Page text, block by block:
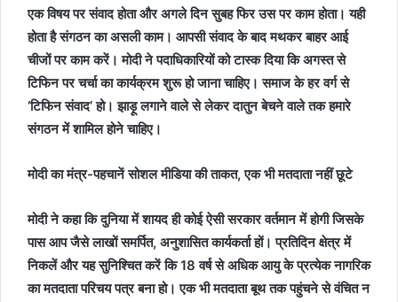
एक विषय पर संवाद होता और अगले दिन सुबह फिर उस पर काम होता। यही
होता है संगठन का असली काम। आपसी संवाद के बाद मथकर बाहर आई
चीजों पर काम करें। मोदी ने पदाधिकारियों को टास्क दिया कि अगस्त से
टिफिन पर चर्चा का कार्यक्रम शुरू हो जाना चाहिए। समाज के हर वर्ग से
‘टिफिन संवाद’ हो। झाड़ू लगाने वाले से लेकर दातुन बेचने वाले तक हमारे
संगठन में शामिल होने चाहिए।
मोदी का मंत्र-पहचानें सोशल मीडिया की ताकत, एक भी मतदाता नहीं छूटे
मोदी ने कहा कि दुनिया में शायद ही कोई ऐसी सरकार वर्तमान में होगी जिसके
पास आप जैसे लाखों समर्पित, अनुशासित कार्यकर्ता हों। प्रतिदिन क्षेत्र में
निकलें और यह सुनिश्चित करें कि 18 वर्ष से अधिक आयु के प्रत्येक नागरिक
का मतदाता परिचय पत्र बना हो। एक भी मतदाता बूथ तक पहुंचने से वंचित न